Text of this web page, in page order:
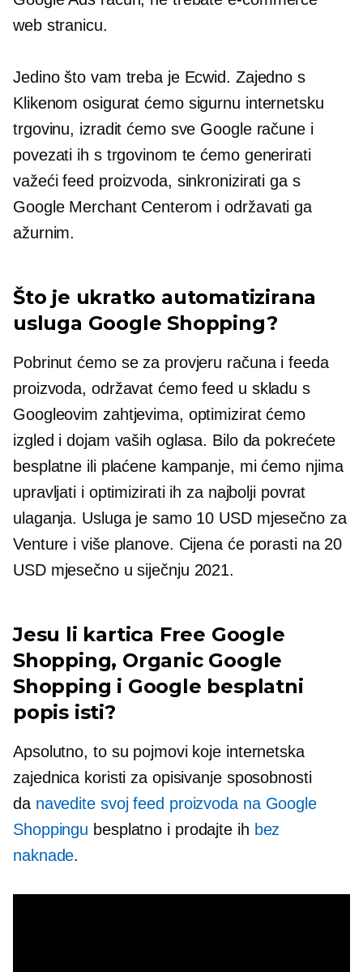
web stranicu.
Jedino što vam treba je Ecwid. Zajedno s
Klikenom osigurat ćemo sigurnu internetsku
trgovinu, izradit ćemo sve Google račune i
povezati ih s trgovinom te ćemo generirati
važeći feed proizvoda, sinkronizirati ga s
Google Merchant Centerom i održavati ga
ažurnim.
Što je ukratko automatizirana
usluga Google Shopping?
Pobrinut ćemo se za provjeru računa i feeda
proizvoda, održavat ćemo feed u skladu s
Googleovim zahtjevima, optimizirat ćemo
izgled i dojam vaših oglasa. Bilo da pokrećete
besplatne ili plaćene kampanje, mi ćemo njima
upravljati i optimizirati ih za najbolji povrat
ulaganja. Usluga je samo 10 USD mjesečno za
Venture i više planove. Cijena će porasti na 20
USD mjesečno u siječnju 2021.
Jesu li kartica Free Google
Shopping, Organic Google
Shopping i Google besplatni
popis isti?
Apsolutno, to su pojmovi koje internetska
zajednica koristi za opisivanje sposobnosti
da navedite svoj feed proizvoda na Google
Shoppingu besplatno i prodajte ih bez
naknade.